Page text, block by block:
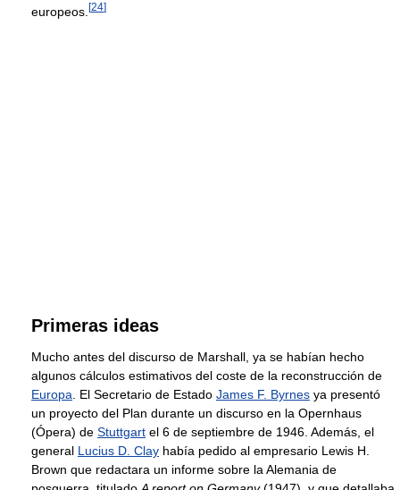
europeos. [24]
Primeras ideas
Mucho antes del discurso de Marshall, ya se habían hecho
algunos cálculos estimativos del coste de la reconstrucción de
Europa . El Secretario de Estado James F. Byrnes ya presentó
un proyecto del Plan durante un discurso en la Opernhaus
(Ópera) de Stuttgart el 6 de septiembre de 1946. Además, el
general Lucius D. Clay había pedido al empresario Lewis H.
Brown que redactara un informe sobre la Alemania de